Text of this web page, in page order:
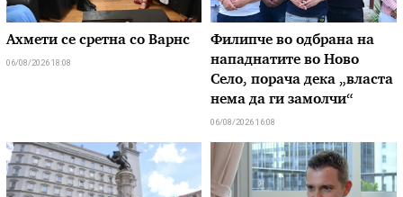
Ахмети се сретна со Варнс
06/08/2026 18:08
Филипче во одбрана на
нападнатите во Ново
Село, порача дека „власта
нема да ги замолчи“
06/08/2026 16:08